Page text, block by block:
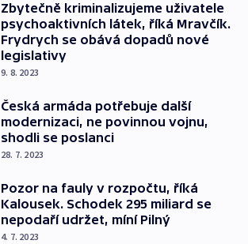
Zbytečně kriminalizujeme uživatele
psychoaktivních látek, říká Mravčík.
Frydrych se obává dopadů nové
legislativy
9. 8. 2023
Česká armáda potřebuje další
modernizaci, ne povinnou vojnu,
shodli se poslanci
28. 7. 2023
Pozor na fauly v rozpočtu, říká
Kalousek. Schodek 295 miliard se
nepodaří udržet, míní Pilný
4. 7. 2023